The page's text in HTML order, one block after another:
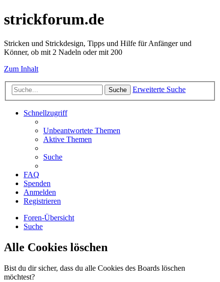
strickforum.de
Stricken und Strickdesign, Tipps und Hilfe für Anfänger und
Könner, ob mit 2 Nadeln oder mit 200
Zum Inhalt
Suche Erweiterte Suche
Schnellzugriff
Unbeantwortete Themen
Aktive Themen
Suche
FAQ
Spenden
Anmelden
Registrieren
Foren-Übersicht
Suche
Alle Cookies löschen
Bist du dir sicher, dass du alle Cookies des Boards löschen
möchtest?